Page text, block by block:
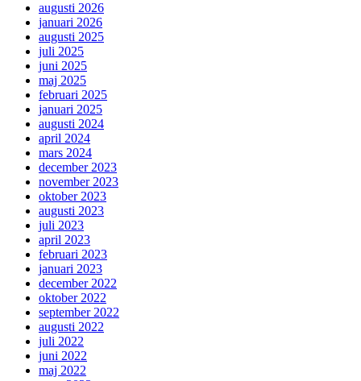
augusti 2026
januari 2026
augusti 2025
juli 2025
juni 2025
maj 2025
februari 2025
januari 2025
augusti 2024
april 2024
mars 2024
december 2023
november 2023
oktober 2023
augusti 2023
juli 2023
april 2023
februari 2023
januari 2023
december 2022
oktober 2022
september 2022
augusti 2022
juli 2022
juni 2022
maj 2022